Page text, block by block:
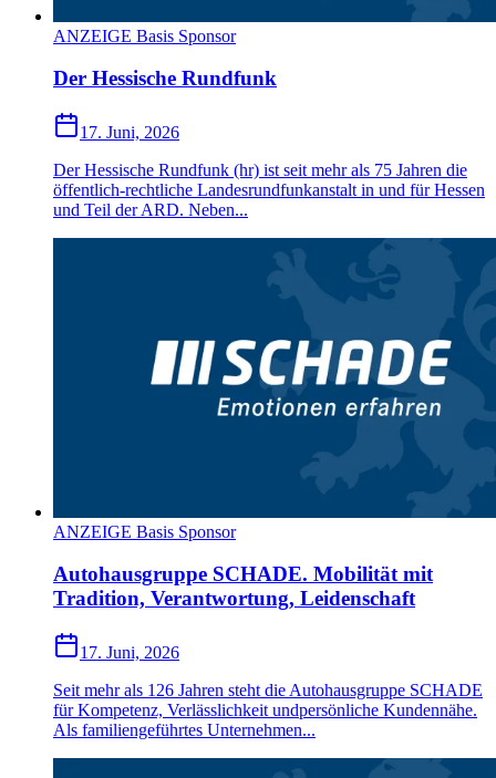
ANZEIGE Basis Sponsor
Der Hessische Rundfunk
17. Juni, 2026
Der Hessische Rundfunk (hr) ist seit mehr als 75 Jahren die
öffentlich-rechtliche Landesrundfunkanstalt in und für Hessen
und Teil der ARD. Neben...
ANZEIGE Basis Sponsor
Autohausgruppe SCHADE. Mobilität mit
Tradition, Verantwortung, Leidenschaft
17. Juni, 2026
Seit mehr als 126 Jahren steht die Autohausgruppe SCHADE
für Kompetenz, Verlässlichkeit undpersönliche Kundennähe.
Als familiengeführtes Unternehmen...